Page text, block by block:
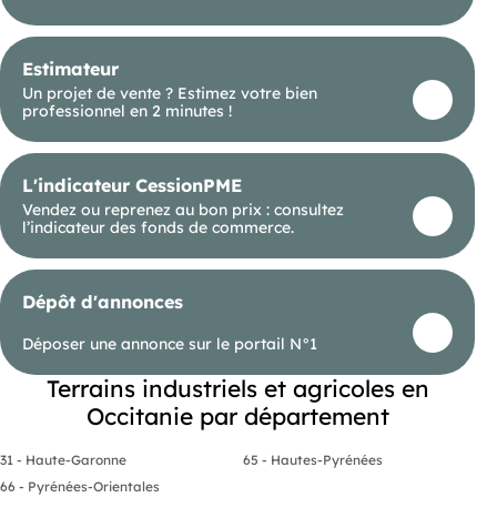
Estimateur
Un projet de vente ? Estimez votre bien
professionnel en 2 minutes !
L'indicateur CessionPME
Vendez ou reprenez au bon prix : consultez
l’indicateur des fonds de commerce.
Dépôt d'annonces
Déposer une annonce sur le portail N°1
Terrains industriels et agricoles en
Occitanie par département
31 - Haute-Garonne
65 - Hautes-Pyrénées
66 - Pyrénées-Orientales